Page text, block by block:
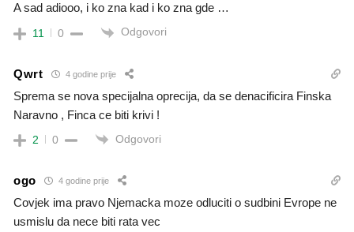
A sad adiooo, i ko zna kad i ko zna gde …
11 0 Odgovori
Qwrt 4 godine prije
Sprema se nova specijalna oprecija, da se denacificira Finska
Naravno , Finca ce biti krivi !
2 0 Odgovori
ogo 4 godine prije
Covjek ima pravo Njemacka moze odluciti o sudbini Evrope ne
usmislu da nece biti rata vec